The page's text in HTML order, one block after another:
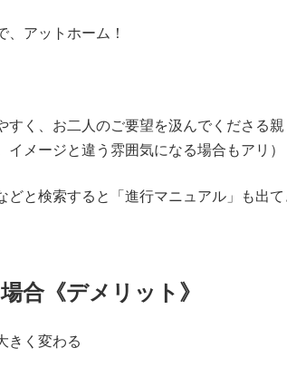
、アットホーム！
く、お二人のご要望を汲んでくださる親
メージと違う雰囲気になる場合もアリ）
どと検索すると「進行マニュアル」も出
合《デメリット》
きく変わる